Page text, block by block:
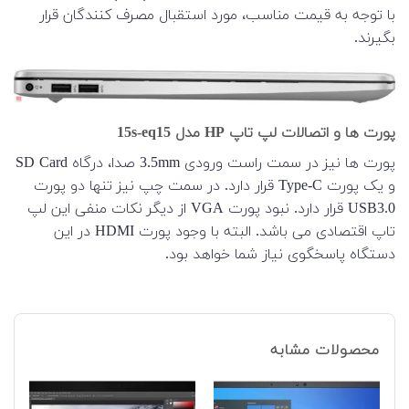
با توجه به قیمت مناسب، مورد استقبال مصرف کنندگان قرار
بگیرند.
پورت ها و اتصالات لپ تاپ HP مدل 15s-eq15
پورت ها نیز در سمت راست ورودی 3.5mm صدا، درگاه SD Card
و یک پورت Type-C قرار دارد. در سمت چپ نیز تنها دو پورت
USB3.0 قرار دارد. نبود پورت VGA از دیگر نکات منفی این لپ
تاپ اقتصادی می باشد. البته با وجود پورت HDMI در این
دستگاه پاسخگوی نیاز شما خواهد بود.
محصولات مشابه